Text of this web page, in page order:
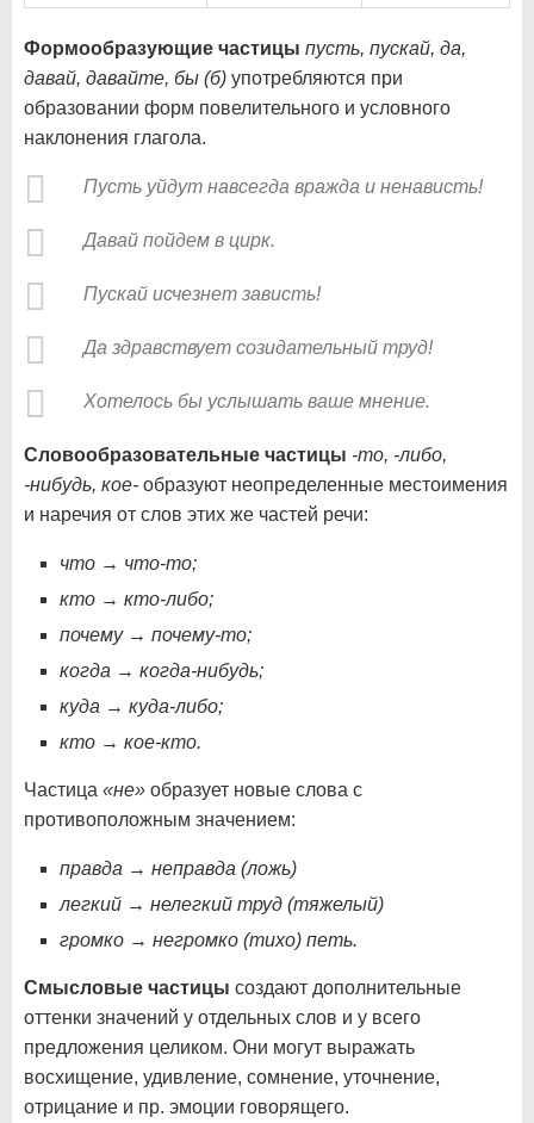
Формообразующие частицы пусть, пускай, да,
давай, давайте, бы (б) употребляются при
образовании форм повелительного и условного
наклонения глагола.
Пусть уйдут навсегда вражда и ненависть!
Давай пойдем в цирк.
Пускай исчезнет зависть!
Да здравствует созидательный труд!
Хотелось бы услышать ваше мнение.
Словообразовательные частицы -то, -либо,
-нибудь, кое- образуют неопределенные местоимения
и наречия от слов этих же частей речи:
что → что-то;
кто → кто-либо;
почему → почему-то;
когда → когда-нибудь;
куда → куда-либо;
кто → кое-кто.
Частица «не» образует новые слова с
противоположным значением:
правда → неправда (ложь)
легкий → нелегкий труд (тяжелый)
громко → негромко (тихо) петь.
Смысловые частицы создают дополнительные
оттенки значений у отдельных слов и у всего
предложения целиком. Они могут выражать
восхищение, удивление, сомнение, уточнение,
отрицание и пр. эмоции говорящего.